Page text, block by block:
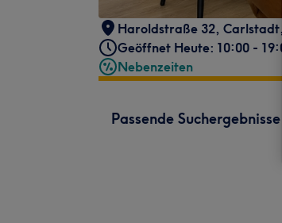
Haroldstraße 32, Carlstadt,
Geöffnet Heute: 10:00 -
Nebenzeiten
Passende Suchergebnisse